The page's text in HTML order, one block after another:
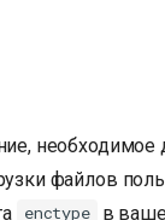
необходимое
файлов
enctype
в